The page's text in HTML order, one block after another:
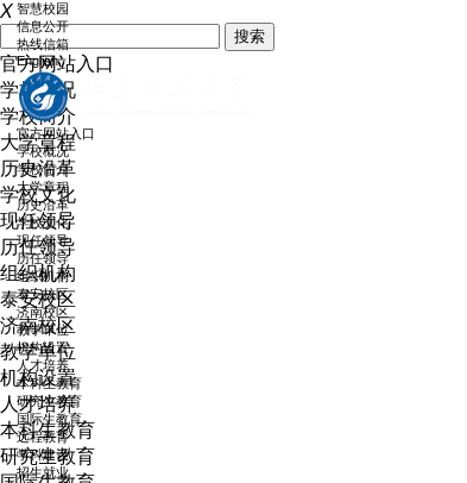
X 智慧校园
信息公开
热线信箱
English
官方网站入口
学校概况
学校简介
大学章程
历史沿革
学校文化
现任领导
历任领导
组织机构
泰安校区
济南校区
教学单位
官方网站入口
学校概况
学校简介
大学章程
历史沿革
学校文化
现任领导
历任领导
组织机构
泰安校区
济南校区
教学单位
机构设置
人才培养
本科生教育
研究生教育